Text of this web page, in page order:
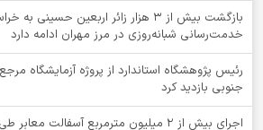
بازگشت بیش از ۳ هزار زائر اربعین حسینی
خدمت‌رسانی شبانه‌روزی در مرز مهران ادامه دارد
رئیس پژوهشگاه استاندارد از پروژه آزمایشگاه
جنوبی بازدید کرد
اجرای بیش از ۲ میلیون مترمربع آسفالت معابر طی چهار سال گذشته